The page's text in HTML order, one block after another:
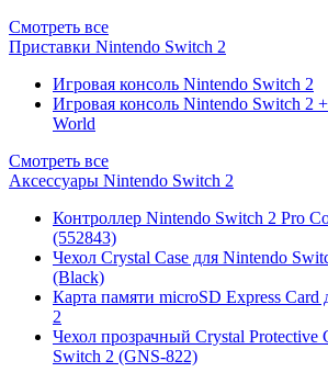
Смотреть все
Приставки Nintendo Switch 2
Игровая консоль Nintendo Switch 2
Игровая консоль Nintendo Switch 2
World
Смотреть все
Аксессуары Nintendo Switch 2
Контроллер Nintendo Switch 2 Pro
(552843)
Чехол Сrystal Сase для Nintendo
(Black)
Карта памяти microSD Express Card
2
Чехол прозрачный Crystal Protective
Switch 2 (GNS-822)